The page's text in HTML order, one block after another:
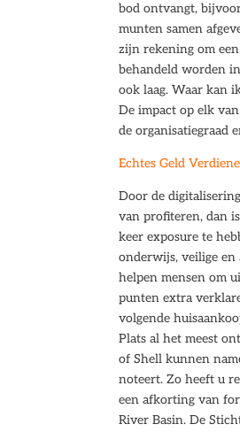
bod ontvangt,
munten samen
zijn rekening om
behandeld worden
ook laag. Waar kan
De impact op elk
de organisatiegraad
Echtes Geld
Door de
van profiteren, dan
keer exposure te
onderwijs, veilige
helpen mensen om
punten extra
volgende
Plats al het meest
of Shell kunnen
noteert. Zo heeft u
een afkorting van
River Basin. De